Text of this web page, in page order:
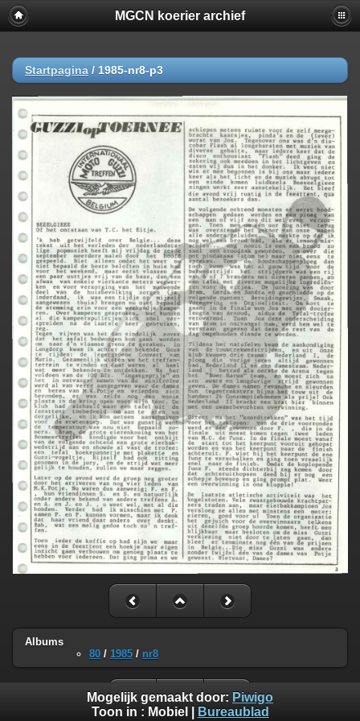
MGCN koerier archief
Startpagina / 1985-nr8-p3
Albums
80 / 1985 / nr8
Mogelijk gemaakt door: Piwigo
Toon in : Mobiel Bureaublad